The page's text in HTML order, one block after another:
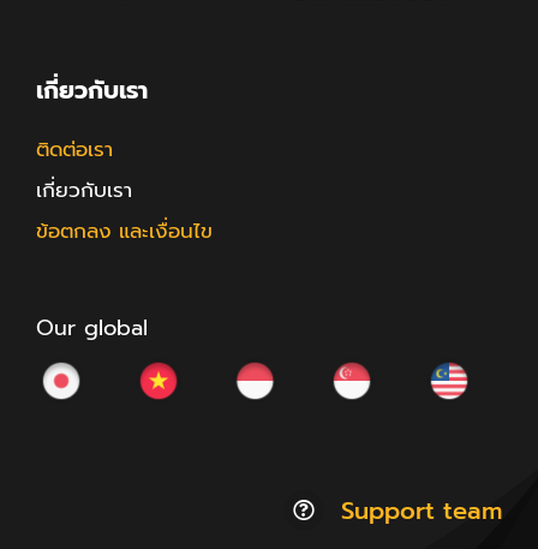
เกี่ยวกับเรา
ติดต่อเรา
เกี่ยวกับเรา
ข้อตกลง และเงื่อนไข
Our global
Support team